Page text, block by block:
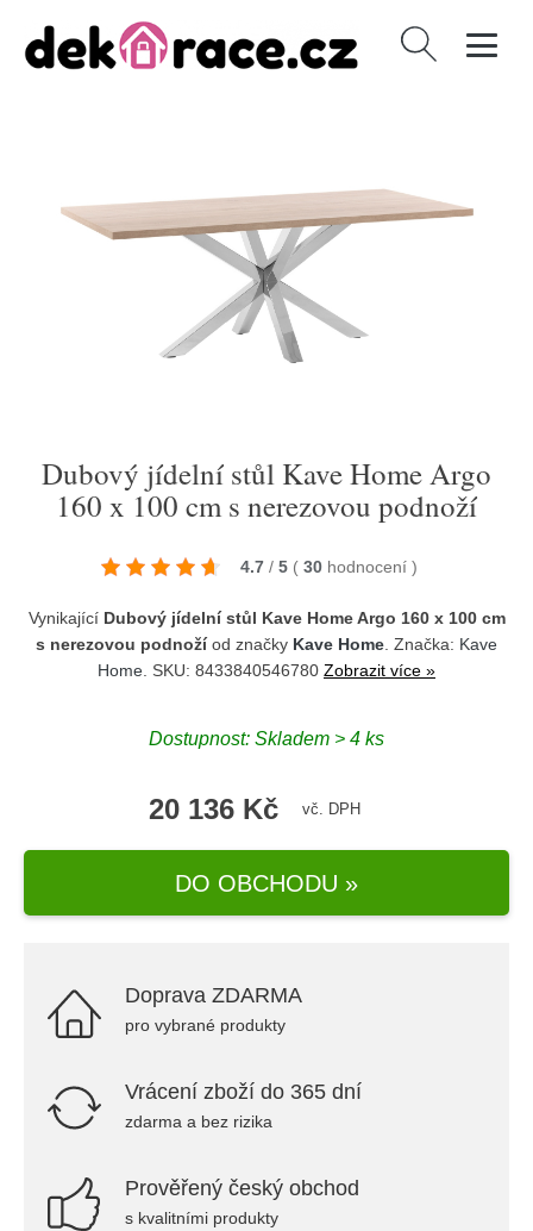
Vyhledávání
Dubový jídelní stůl Kave Home Argo
160 x 100 cm s nerezovou podnoží
4.7 / 5 ( 30 hodnocení )
Vynikající Dubový jídelní stůl Kave Home Argo 160 x 100 cm
s nerezovou podnožíod značky Kave Home . Značka: Kave
Home . SKU: 8433840546780 Zobrazit více »
Dostupnost: Skladem > 4 ks
20 136 Kč vč. DPH
DO OBCHODU »
Doprava ZDARMA
pro vybrané produkty
Vrácení zboží do 365 dní
zdarma a bez rizika
Prověřený český obchod
s kvalitními produkty